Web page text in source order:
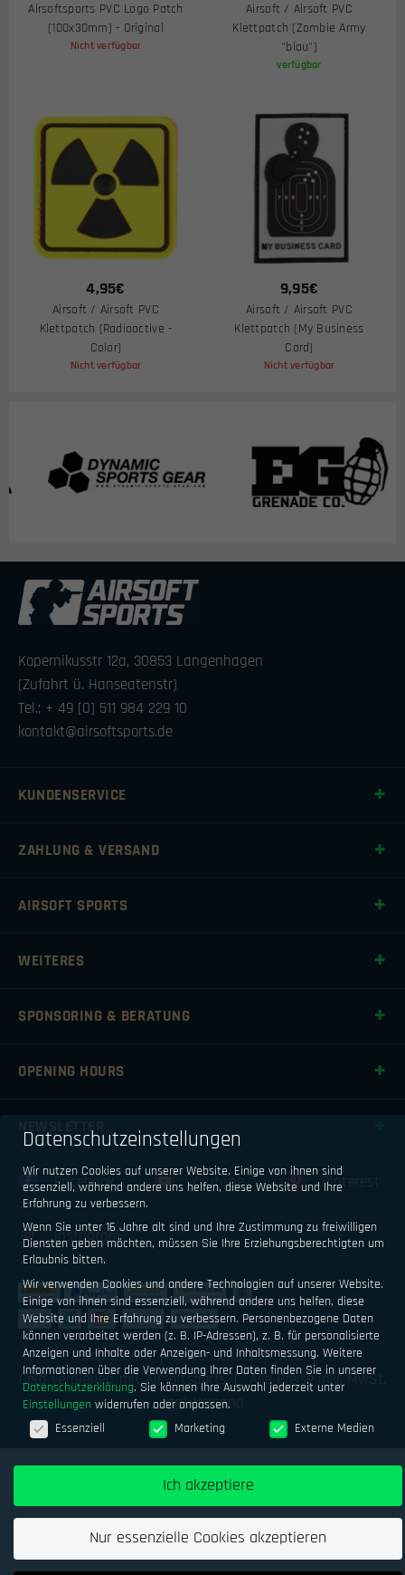
Airsoftsports PVC Logo Patch
(100x30mm) - Original
Nicht verfügbar
Airsoft / Airsoft PVC
Klettpatch (Zombie Army
"blau")
verfügbar
4,95€
Airsoft / Airsoft PVC
Klettpatch (Radioactive -
Color)
Nicht verfügbar
9,95€
Airsoft / Airsoft PVC
Klettpatch (My Business
Card)
Nicht verfügbar
Kopernikusstr 12a, 30853 Langenhagen
(Zufahrt ü. Hanseatenstr)
Tel.: + 49 [0] 511 984 229 10
kontakt@airsoftsports.de
KUNDENSERVICE
ZAHLUNG & VERSAND
AIRSOFT SPORTS
WEITERES
SPONSORING & BERATUNG
OPENING HOURS
NEWSLETTER
Facebook Youtube Pinterest
Instagram
Impressum Datenschutz
AGB
Geld verdienen mit Airsoftsports
Alle Preise inkl. MwSt.
zzgl. Versand
Datenschutzeinstellungen
Wir nutzen Cookies auf unserer Website. Einige von ihnen sind
essenziell, während andere uns helfen, diese Website und Ihre
Erfahrung zu verbessern.
Wenn Sie unter 16 Jahre alt sind und Ihre Zustimmung zu freiwilligen
Diensten geben möchten, müssen Sie Ihre Erziehungsberechtigten um
Erlaubnis bitten.
Wir verwenden Cookies und andere Technologien auf unserer Website.
Einige von ihnen sind essenziell, während andere uns helfen, diese
Website und Ihre Erfahrung zu verbessern. Personenbezogene Daten
können verarbeitet werden (z. B. IP-Adressen), z. B. für personalisierte
Anzeigen und Inhalte oder Anzeigen- und Inhaltsmessung. Weitere
Informationen über die Verwendung Ihrer Daten finden Sie in unserer
Datenschutzerklärung. Sie können Ihre Auswahl jederzeit unter
Einstellungen widerrufen oder anpassen.
Datenschutzeinstellungen
Essenziell Marketing Externe Medien
Ich akzeptiere
Nur essenzielle Cookies akzeptieren